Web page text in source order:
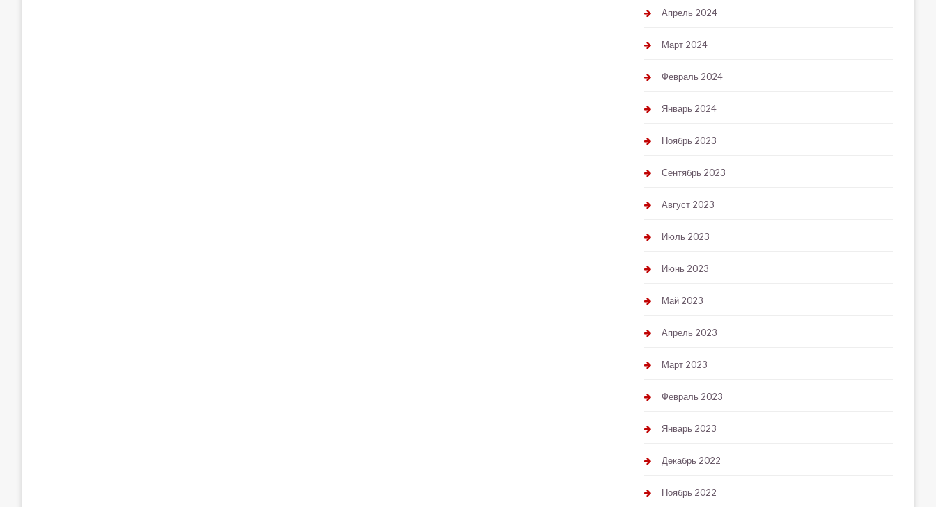
Апрель 2024
Март 2024
Февраль 2024
Январь 2024
Ноябрь 2023
Сентябрь 2023
Август 2023
Июль 2023
Июнь 2023
Май 2023
Апрель 2023
Март 2023
Февраль 2023
Январь 2023
Декабрь 2022
Ноябрь 2022